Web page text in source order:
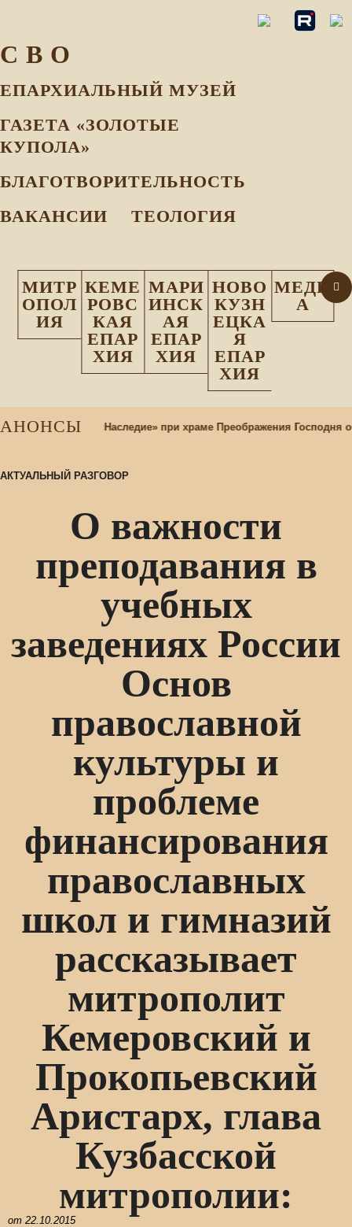
С В О
ЕПАРХИАЛЬНЫЙ МУЗEЙ
ГАЗЕТА «ЗОЛОТЫЕ
КУПОЛА»
БЛАГОТВОРИТЕЛЬНОСТЬ
ВАКАНСИИ
ТЕОЛОГИЯ
МИТР
ОПОЛ
ИЯ
КЕМЕ
РОВС
КАЯ
ЕПАР
ХИЯ
МАРИ
ИНСК
АЯ
ЕПАР
ХИЯ
НОВО
КУЗН
ЕЦКА
Я
ЕПАР
ХИЯ
МЕДИ
А
АНОНСЫцентр «Наследие» при храме Преображения Господня
АКТУАЛЬНЫЙ РАЗГОВОР
О важности
преподавания в
учебных
заведениях России
Основ
православной
культуры и
проблеме
финансирования
православных
школ и гимназий
рассказывает
митрополит
Кемеровский и
Прокопьевский
Аристарх, глава
Кузбасской
митрополии:
от 22.10.2015